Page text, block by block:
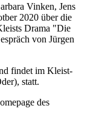
Vinken, Jens
2020 über die
Drama "Die
von Jürgen
findet im Kleist-
statt.
des